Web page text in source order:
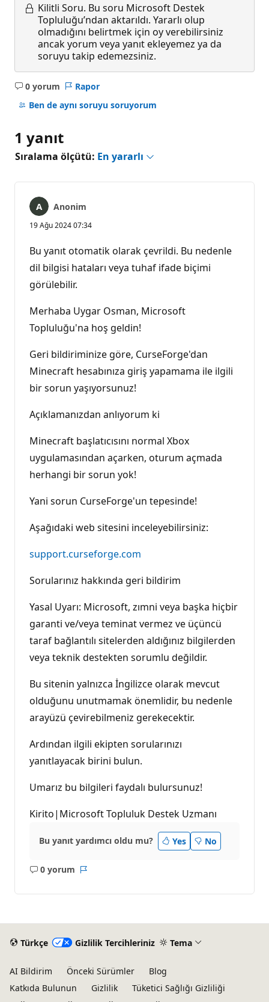
Kilitli Soru. Bu soru Microsoft Destek
Topluluğu’ndan aktarıldı. Yararlı olup
olmadığını belirtmek için oy verebilirsiniz
ancak yorum veya yanıt ekleyemez ya da
soruyu takip edemezsiniz.
0 yorum
Açıklama
yok
Rapor
Ben de aynı soruyu soruyorum
1 yanıt
Sıralama ölçütü: En yararlı
Anonim
19 Ağu 2024 07:34
Bu yanıt otomatik olarak çevrildi. Bu nedenle
dil bilgisi hataları veya tuhaf ifade biçimi
görülebilir.
Merhaba Uygar Osman, Microsoft
Topluluğu'na hoş geldin!
Geri bildiriminize göre, CurseForge'dan
Minecraft hesabınıza giriş yapamama ile ilgili
bir sorun yaşıyorsunuz!
Açıklamanızdan anlıyorum ki
Minecraft başlatıcısını normal Xbox
uygulamasından açarken, oturum açmada
herhangi bir sorun yok!
Yani sorun CurseForge'un tepesinde!
Aşağıdaki web sitesini inceleyebilirsiniz:
support.curseforge.com
Sorularınız hakkında geri bildirim
Yasal Uyarı: Microsoft, zımni veya başka hiçbir
garanti ve/veya teminat vermez ve üçüncü
taraf bağlantılı sitelerden aldığınız bilgilerden
veya teknik destekten sorumlu değildir.
Bu sitenin yalnızca İngilizce olarak mevcut
olduğunu unutmamak önemlidir, bu nedenle
arayüzü çevirebilmeniz gerekecektir.
Ardından ilgili ekipten sorularınızı
yanıtlayacak birini bulun.
Umarız bu bilgileri faydalı bulursunuz!
Kirito|Microsoft Topluluk Destek Uzmanı
Bu yanıt yardımcı oldu mu? Yes No
0 yorum
Açıklama
Türkçe Gizlilik Tercihleriniz Tema
AI Bildirim Önceki Sürümler
Blog
Katkıda Bulunun
Gizlilik
Tüketici Sağlığı Gizliliği